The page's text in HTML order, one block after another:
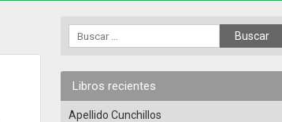
Libros recientes
Apellido Cunchillos